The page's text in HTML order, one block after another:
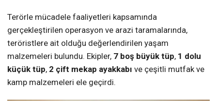
Terörle mücadele faaliyetleri kapsamında
gerçekleştirilen operasyon ve arazi taramalarında,
teröristlere ait olduğu değerlendirilen yaşam
malzemeleri bulundu. Ekipler, 7 boş büyük tüp, 1 dolu
küçük tüp, 2 çift mekap ayakkabı ve çeşitli mutfak ve
kamp malzemeleri ele geçirdi.